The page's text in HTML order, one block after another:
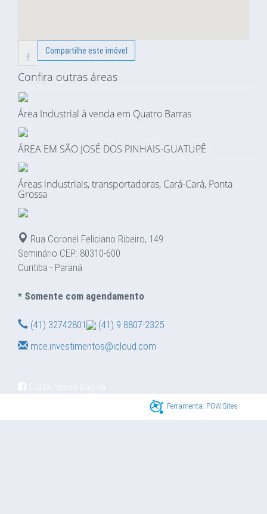
Compartilhe este imóvel
Confira outras áreas
Área Industrial à venda em Quatro Barras
ÁREA EM SÃO JOSÉ DOS PINHAIS-GUATUPÊ
Áreas industriais, transportadoras, Cará-Cará, Ponta
Grossa
Rua Coronel Feliciano Ribeiro, 149
Seminário CEP: 80310-600
Curitiba - Paraná
* Somente com agendamento
(41) 32742801
(41) 9 8807-2325
mce.investimentos@icloud.com
Ferramenta: POW Sites